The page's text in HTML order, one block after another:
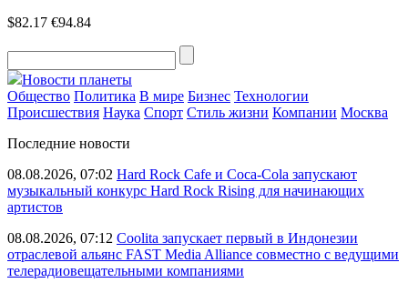
$82.17 €94.84
Новости планеты
Общество Политика В мире Бизнес Технологии
Происшествия Наука Спорт Стиль жизни Компании Москва
Последние новости
08.08.2026, 07:02 Hard Rock Cafe и Coca-Cola запускают
музыкальный конкурс Hard Rock Rising для начинающих
артистов
08.08.2026, 07:12 Coolita запускает первый в Индонезии
отраслевой альянс FAST Media Alliance совместно с ведущими
телерадиовещательными компаниями